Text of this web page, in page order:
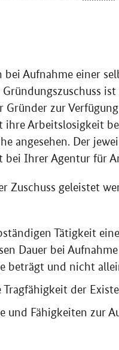
Aufnahme einer
Gründer zur
Arbeitslosigkeit
angesehen. Der
Ihrer Agentur für
Zuschuss geleistet
Tätigkeit
Dauer bei
beträgt und nicht
der
und Fähigkeiten zur